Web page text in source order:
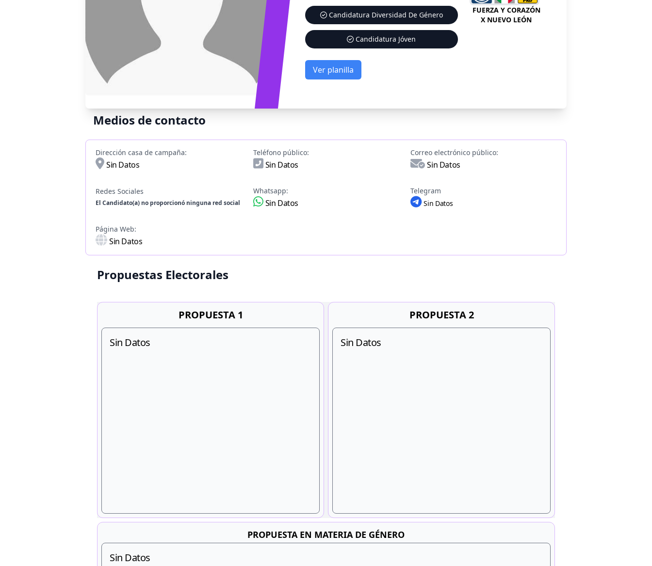
Candidatura Diversidad De Género
Candidatura Jóven
Ver planilla
FUERZA Y CORAZÓN
X NUEVO LEÓN
Medios de contacto
Dirección casa de campaña:
Sin Datos
Teléfono público:
Sin Datos
Correo electrónico público:
Sin Datos
Redes Sociales
El Candidato(a) no proporcionó ninguna red social
Whatsapp:
Sin Datos
Telegram
Sin Datos
Página Web:
Sin Datos
Propuestas Electorales
PROPUESTA 1
Sin Datos
PROPUESTA 2
Sin Datos
PROPUESTA EN MATERIA DE GÉNERO
Sin Datos